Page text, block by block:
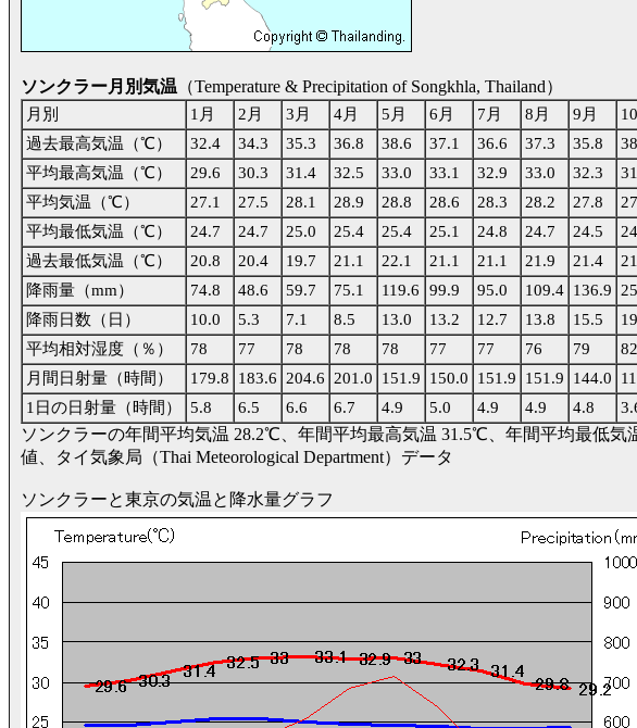
ソンクラー月別気温 （Temperature & Precipitation of Songkhla, Thailand）
月別 1月 2月 3月 4月 5月 6月 7月 8月 9月
過去最高気温（℃）
32.4 34.3 35.3 36.8 38.6 37.1 36.6 37.3 35.8
平均最高気温（℃）
29.6 30.3 31.4 32.5 33.0 33.1 32.9 33.0 32.3
平均気温（℃）
27.1 27.5 28.1 28.9 28.8 28.6 28.3 28.2 27.8
平均最低気温（℃）
24.7 24.7 25.0 25.4 25.4 25.1 24.8 24.7 24.5
過去最低気温（℃）
20.8 20.4 19.7 21.1 22.1 21.1 21.1 21.9 21.4
降雨量（mm）
74.8 48.6 59.7 75.1 119.6 99.9 95.0 109.4 136.9
降雨日数（日）
10.0 5.3 7.1 8.5 13.0 13.2 12.7 13.8 15.5
平均相対湿度（％）
78 77 78 78 78 77 77 76 79 82
月間日射量（時間）
179.8 183.6 204.6 201.0 151.9 150.0 151.9 151.9 144.0
1日の日射量（時間）
5.8 6.5 6.6 6.7 4.9 5.0 4.9 4.9 4.8
ソンクラーの年間平均気温 28.2℃、年間平均最高気温 31.5℃、年間平均最低気
値、タイ気象局（Thai Meteorological Department）データ
ソンクラーと東京の気温と降水量グラフ